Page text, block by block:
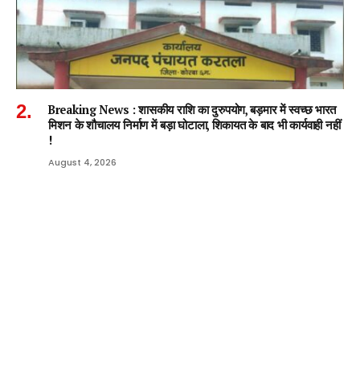
Breaking News : शासकीय राशि का दुरुपयोग, बड़मार में स्वच्छ भारत
मिशन के शौचालय निर्माण में बड़ा घोटाला, शिकायत के बाद भी कार्यवाही नहीं
!
August 4, 2026